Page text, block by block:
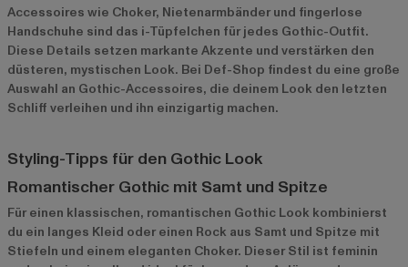
Accessoires wie Choker, Nietenarmbänder und fingerlose
Handschuhe sind das i-Tüpfelchen für jedes Gothic-Outfit.
Diese Details setzen markante Akzente und verstärken den
düsteren, mystischen Look. Bei Def-Shop findest du eine große
Auswahl an Gothic-Accessoires, die deinem Look den letzten
Schliff verleihen und ihn einzigartig machen.
Styling-Tipps für den Gothic Look
Romantischer Gothic mit Samt und Spitze
Für einen klassischen, romantischen Gothic Look kombinierst
du ein langes Kleid oder einen Rock aus Samt und Spitze mit
Stiefeln und einem eleganten Choker. Dieser Stil ist feminin